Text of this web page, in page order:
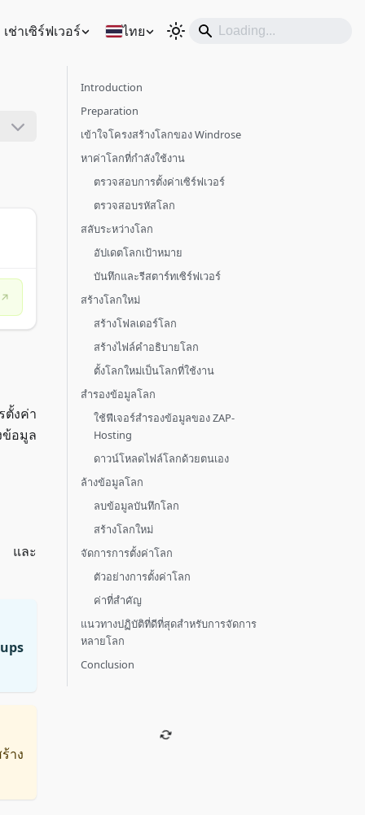
เช่าเซิร์ฟเวอร์ ไทย
งค่า
ข้อมูล
และ
าง
Introduction
Preparation
เข้าใจโครงสร้างโลกของ Windrose
หาค่าโลกที่กำลังใช้งาน
ตรวจสอบการตั้งค่าเซิร์ฟเวอร์
ตรวจสอบรหัสโลก
สลับระหว่างโลก
อัปเดตโลกเป้าหมาย
บันทึกและรีสตาร์ทเซิร์ฟเวอร์
สร้างโลกใหม่
สร้างโฟลเดอร์โลก
สร้างไฟล์คำอธิบายโลก
ตั้งโลกใหม่เป็นโลกที่ใช้งาน
สำรองข้อมูลโลก
ใช้ฟีเจอร์สำรองข้อมูลของ ZAP-
Hosting
ดาวน์โหลดไฟล์โลกด้วยตนเอง
ล้างข้อมูลโลก
ลบข้อมูลบันทึกโลก
สร้างโลกใหม่
จัดการการตั้งค่าโลก
ตัวอย่างการตั้งค่าโลก
ค่าที่สำคัญ
แนวทางปฏิบัติที่ดีที่สุดสำหรับการจัดการ
หลายโลก
Conclusion